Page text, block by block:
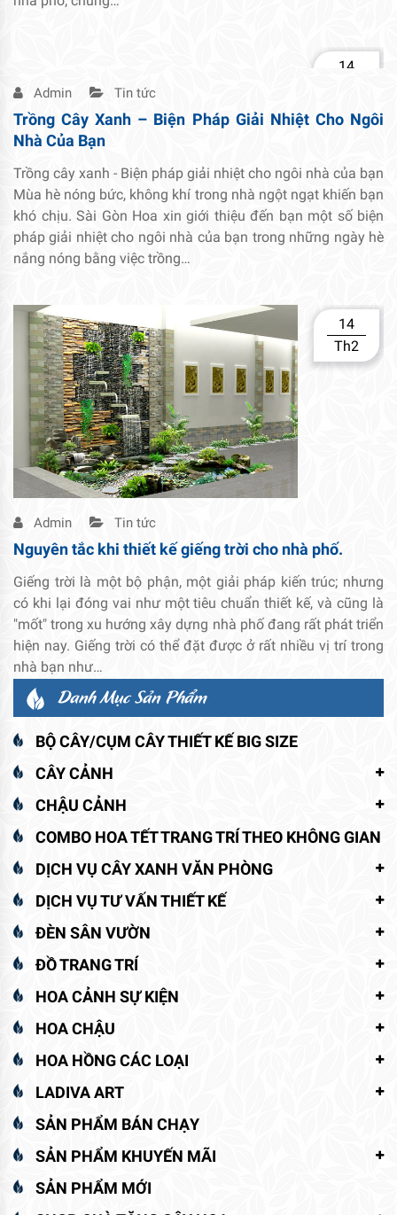
14
Admin Tin tức
Trồng Cây Xanh – Biện Pháp Giải Nhiệt Cho Ngôi
Nhà Của Bạn
Trồng cây xanh - Biện pháp giải nhiệt cho ngôi nhà của bạn
Mùa hè nóng bức, không khí trong nhà ngột ngạt khiến bạn
khó chịu. Sài Gòn Hoa xin giới thiệu đến bạn một số biện
pháp giải nhiệt cho ngôi nhà của bạn trong những ngày hè
nắng nóng bằng việc trồng…
14
Th2
Admin Tin tức
Nguyên tắc khi thiết kế giếng trời cho nhà phố.
Giếng trời là một bộ phận, một giải pháp kiến trúc; nhưng
có khi lại đóng vai như một tiêu chuẩn thiết kế, và cũng là
"mốt" trong xu hướng xây dựng nhà phố đang rất phát triển
hiện nay. Giếng trời có thể đặt được ở rất nhiều vị trí trong
nhà bạn như…
Danh Mục Sản Phẩm
BỘ CÂY/CỤM CÂY THIẾT KẾ BIG SIZE
CÂY CẢNH
CHẬU CẢNH
COMBO HOA TẾT TRANG TRÍ THEO KHÔNG GIAN
DỊCH VỤ CÂY XANH VĂN PHÒNG
DỊCH VỤ TƯ VẤN THIẾT KẾ
ĐÈN SÂN VƯỜN
ĐỒ TRANG TRÍ
HOA CẢNH SỰ KIỆN
HOA CHẬU
HOA HỒNG CÁC LOẠI
LADIVA ART
SẢN PHẨM BÁN CHẠY
SẢN PHẨM KHUYẾN MÃI
SẢN PHẨM MỚI